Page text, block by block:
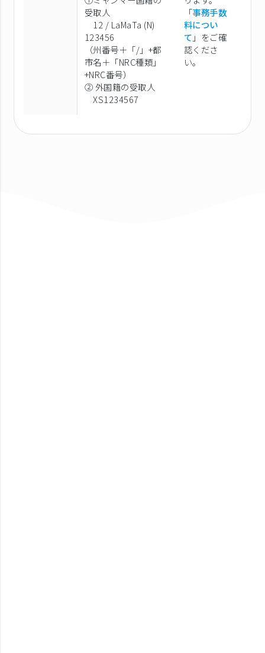
受取人
12 / LaMaTa (N)
123456
（州番号＋「/」+都
市名＋「NRC種類」
+NRC番号）
② 外国籍の受取人
XS1234567
「事務手数
料につい
て 」をご確
認くださ
い。